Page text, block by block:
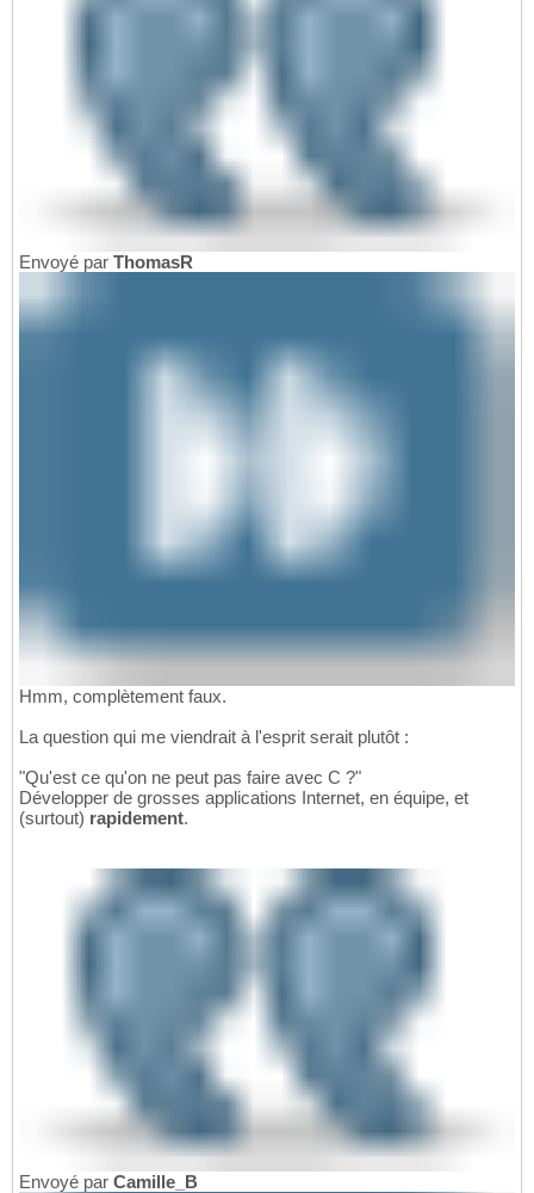
Envoyé par ThomasR
Hmm, complètement faux.
La question qui me viendrait à l'esprit serait plutôt :
"Qu'est ce qu'on ne peut pas faire avec C ?"
Développer de grosses applications Internet, en équipe, et
(surtout) rapidement.
Envoyé par Camille_B